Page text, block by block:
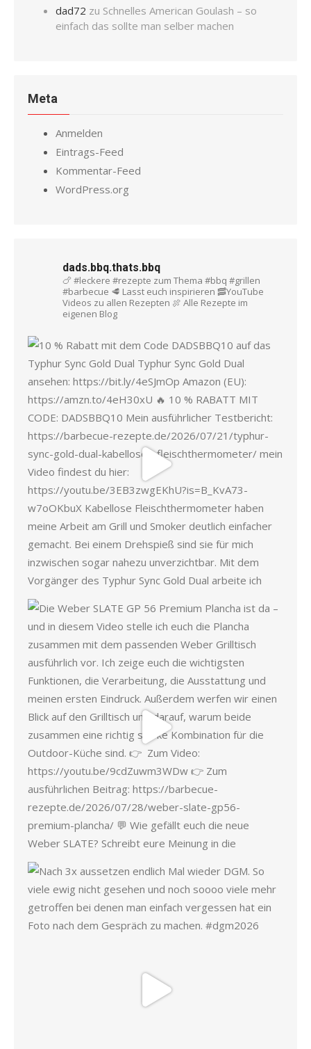
dad72 zu Schnelles American Goulash – so
einfach das sollte man selber machen
Meta
Anmelden
Eintrags-Feed
Kommentar-Feed
WordPress.org
dads.bbq.thats.bbq
🍗 #leckere #rezepte zum Thema #bbq #grillen
#barbecue 🥩 Lasst euch inspirieren 🥓YouTube
Videos zu allen Rezepten 🍖 Alle Rezepte im
eigenen Blog